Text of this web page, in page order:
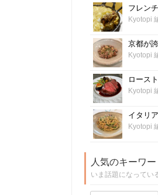
Kyotopi
Kyotopi
Kyotopi
Kyotopi
人気のキーワー
いま話題になってい